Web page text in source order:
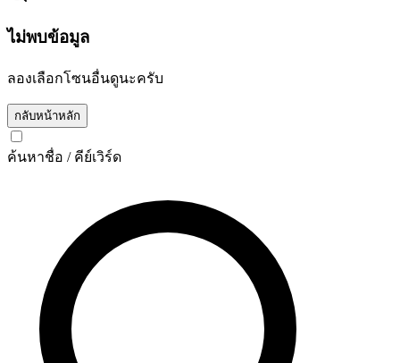
ไม่พบข้อมูล
ลองเลือกโซนอื่นดูนะครับ
กลับหน้าหลัก
ค้นหาชื่อ / คีย์เวิร์ด